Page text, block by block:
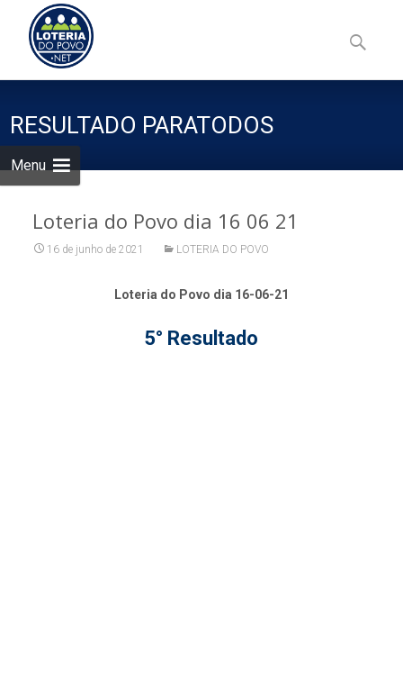
Menu
to
content
por:
RESULTADO PARATODOS
Loteria do Povo dia 16 06 21
16 de junho de 2021 LOTERIA DO POVO
Loteria do Povo dia 16-06-21
5° Resultado